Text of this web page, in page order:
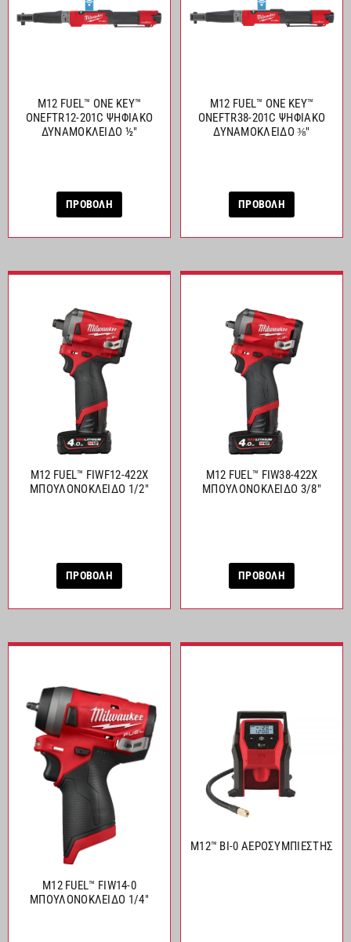
M12 FUEL™ ONE KEY™
ONEFTR12-201C ΨΗΦΙΑΚΟ
ΔΥΝΑΜΟΚΛΕΙΔΟ ½″
ΠΡΟΒΟΛΗ
M12 FUEL™ ONE KEY™
ONEFTR38-201C ΨΗΦΙΑΚΟ
ΔΥΝΑΜΟΚΛΕΙΔΟ ⅜″
ΠΡΟΒΟΛΗ
M12 FUEL™ FIWF12-422X
ΜΠΟΥΛΟΝΟΚΛΕΙΔΟ 1/2″
ΠΡΟΒΟΛΗ
M12 FUEL™ FIW38-422X
ΜΠΟΥΛΟΝΟΚΛΕΙΔΟ 3/8″
ΠΡΟΒΟΛΗ
M12 FUEL™ FIW14-0
ΜΠΟΥΛΟΝΟΚΛΕΙΔΟ 1/4″
M12™ BI-0 ΑΕΡΟΣΥΜΠΙΕΣΤΗΣ